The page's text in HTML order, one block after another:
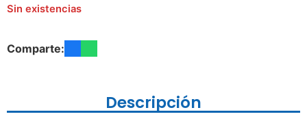
Sin existencias
Comparte:
Descripción